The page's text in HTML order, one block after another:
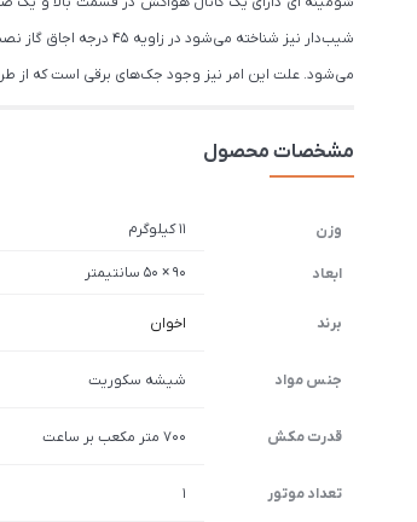
شیب‌دار نیز شناخته
می‌شود. علت این امر نیز وجود جک‌های برقی است که از
مشخصات محصول
وزن 11 کیلوگرم
ابعاد 90 × 50 سانتیمتر
برند اخوان
جنس مواد شیشه سکوریت
قدرت مکش 700 متر مکعب بر ساعت
تعداد موتور 1